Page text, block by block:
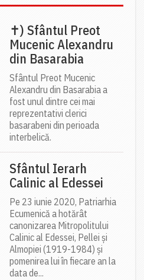
✝) Sfântul Preot
Mucenic Alexandru
din Basarabia
Sfântul Preot Mucenic
Alexandru din Basarabia a
fost unul dintre cei mai
reprezentativi clerici
basarabeni din perioada
interbelică.
Sfântul Ierarh
Calinic al Edessei
Pe 23 iunie 2020, Patriarhia
Ecumenică a hotărât
canonizarea Mitropolitului
Calinic al Edessei, Pellei și
Almopiei (1919-1984) și
pomenirea lui în fiecare an la
data de...